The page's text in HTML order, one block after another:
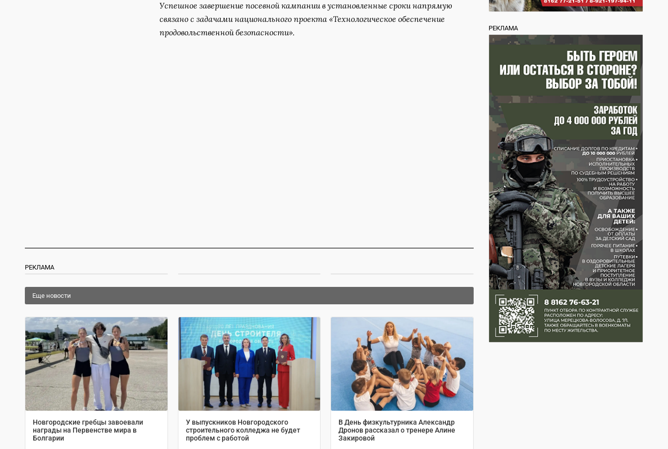
Успешное завершение посевной кампании в установленные сроки напрямую
связано с задачами национального проекта «Технологическое обеспечение
продовольственной безопасности».
РЕКЛАМА
Еще новости
Новгородские гребцы завоевали
награды на Первенстве мира в
Болгарии
У выпускников Новгородского
строительного колледжа не будет
проблем с работой
В День физкультурника Александр
Дронов рассказал о тренере Алине
Закировой
РЕКЛАМА